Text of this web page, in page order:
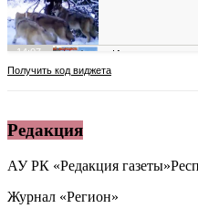
Редакция
АУ РК «Редакция
Журнал «Регион»